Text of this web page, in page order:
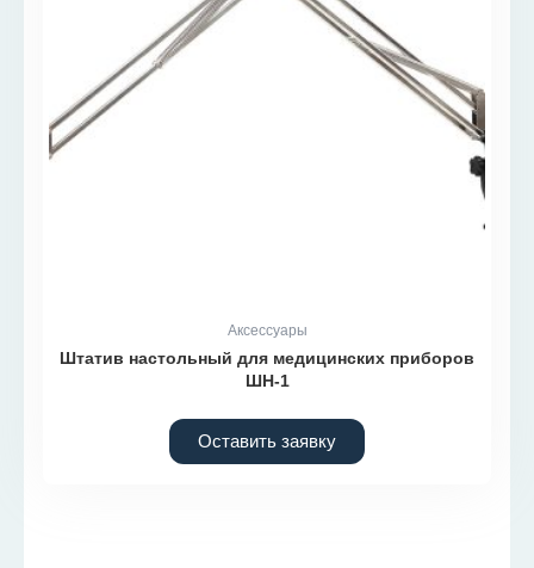
Аксессуары
Штатив настольный для медицинских приборов
ШН-1
Оставить заявку